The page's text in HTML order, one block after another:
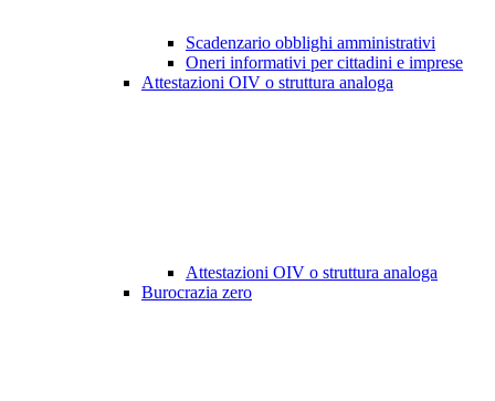
Scadenzario obblighi amministrativi
Oneri informativi per cittadini e imprese
Attestazioni OIV o struttura analoga
Attestazioni OIV o struttura analoga
Burocrazia zero